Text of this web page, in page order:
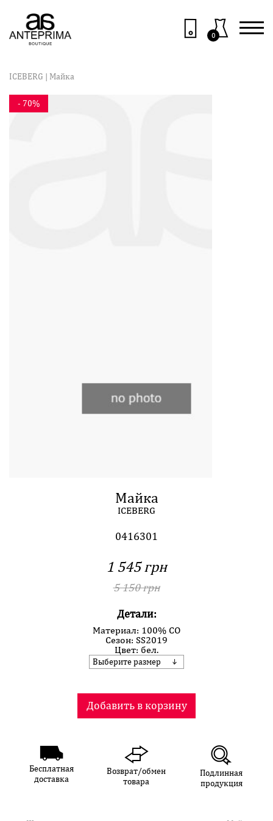
0
ICEBERG | Майка
- 70%
Майка
ICEBERG
0416301
1 545 грн
5 150 грн
Детали:
Материал: 100% CO
Сезон: SS2019
Цвет: бел.
Выберите размер
Добавить в корзину
Бесплатная
доставка
Возврат/обмен
товара
Подлинная
продукция